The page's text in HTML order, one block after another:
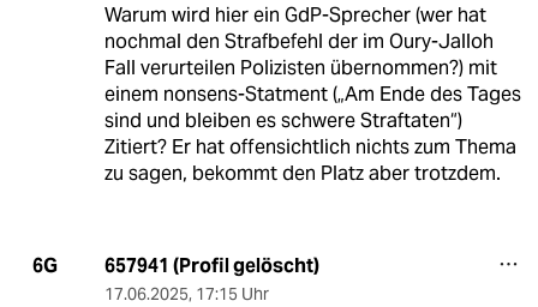
Warum wird hier ein GdP-Sprecher (wer hat
nochmal den Strafbefehl der im Oury-Jalloh
Fall verurteilen Polizisten übernommen?) mit
einem nonsens-Statment („Am Ende des Tages
sind und bleiben es schwere Straftaten“)
Zitiert? Er hat offensichtlich nichts zum Thema
zu sagen, bekommt den Platz aber trotzdem.
6G 657941 (Profil gelöscht)
17.06.2025, 17:15 Uhr